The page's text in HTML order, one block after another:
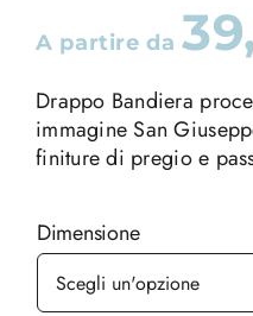
A partire da
Drappo Bandiera
immagine San
finiture di pregio e
Dimensione